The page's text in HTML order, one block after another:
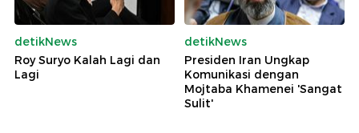
detikNews
Roy Suryo Kalah Lagi dan
Lagi
detikNews
Presiden Iran Ungkap
Komunikasi dengan
Mojtaba Khamenei 'Sangat
Sulit'